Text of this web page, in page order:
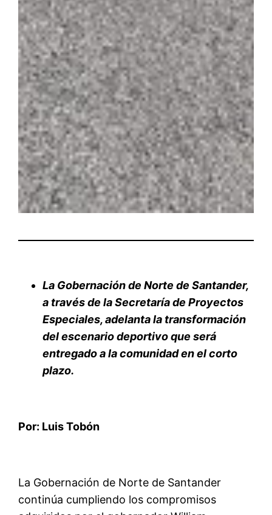
La Gobernación de Norte de Santander,
a través de la Secretaría de Proyectos
Especiales, adelanta la transformación
del escenario deportivo que será
entregado a la comunidad en el corto
plazo.
Por: Luis Tobón
La Gobernación de Norte de Santander
continúa cumpliendo los compromisos